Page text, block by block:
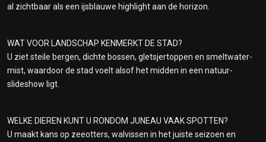
al zichtbaar als een ijsblauwe highlight aan de horizon.
WAT VOOR LANDSCHAP KENMERKT DE STAD?
U ziet steile bergen, dichte bossen, gletsjertoppen en smeltwater-
mist, waardoor de stad voelt alsof het midden in een natuur-
slideshow ligt.
WELKE DIEREN KUNT U RONDOM JUNEAU VAAK SPOTTEN?
U maakt kans op zeeotters, walvissen in het juiste seizoen en